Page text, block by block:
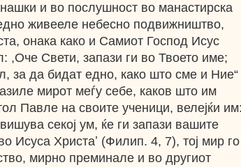
и во послушност во манастирска
живееле небесно подвижништво,
онака како и Самиот Господ Исус
,Оче Свети, запази ги во Твоето име;
за да бидат едно, како што сме и Ние“
мирот меѓу себе, каков што им
Павле на своите ученици, велејќи им:
секој ум, ќе ги запази вашите
Исуса Христаʼ (Филип. 4, 7), тој мир го
мирно преминале и во другиот